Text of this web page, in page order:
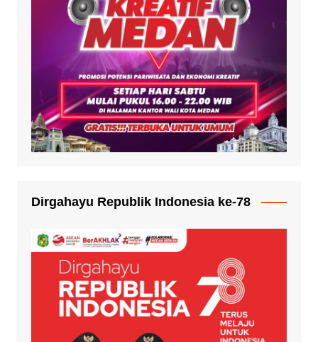
Dirgahayu Republik Indonesia ke-78